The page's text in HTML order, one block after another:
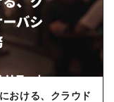
おける、クラウド